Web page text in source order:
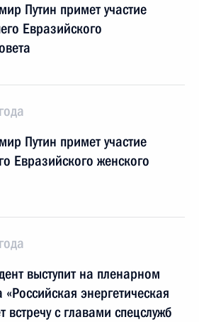
Путин примет участие
Евразийского
Путин примет участие
Евразийского женского
выступит на пленарном
энергетическая
встречу с главами спецслужб